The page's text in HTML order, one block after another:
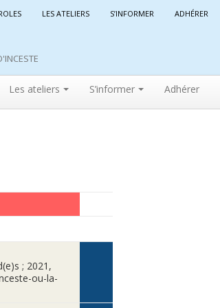
LES ATELIERS S’INFORMER ADHÉRER
Les ateliers S’informer Adhérer
; 2021,
ou-la-